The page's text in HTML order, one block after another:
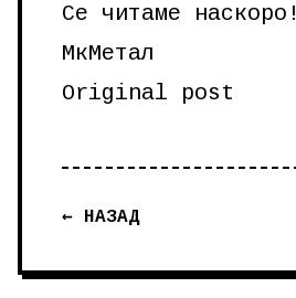
Се читаме наскоро!
МкМетал
Original post
← НАЗАД